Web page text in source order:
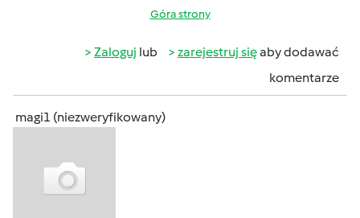
Góra strony
Zaloguj lub zarejestruj sięaby dodawać
komentarze
magi1 (niezweryfikowany)